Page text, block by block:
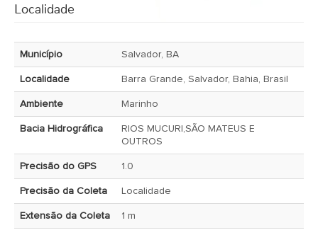
Localidade
Município Salvador, BA
Localidade Barra Grande, Salvador, Bahia, Brasil
Ambiente Marinho
Bacia Hidrográfica
RIOS MUCURI,SÃO MATEUS E
OUTROS
Precisão do GPS 1.0
Precisão da Coleta Localidade
Extensão da Coleta 1 m